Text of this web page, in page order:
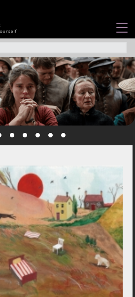
觀點專欄
焦點企劃
社會企業
認識我們